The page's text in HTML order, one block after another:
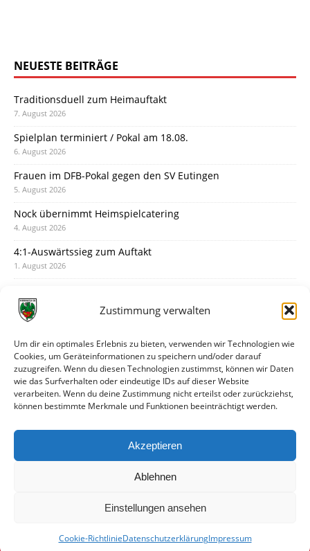
Zustimmung verwalten
Um dir ein optimales Erlebnis zu bieten, verwenden wir Technologien wie
Cookies, um Geräteinformationen zu speichern und/oder darauf
zuzugreifen. Wenn du diesen Technologien zustimmst, können wir Daten
wie das Surfverhalten oder eindeutige IDs auf dieser Website
verarbeiten. Wenn du deine Zustimmung nicht erteilst oder zurückziehst,
können bestimmte Merkmale und Funktionen beeinträchtigt werden.
Akzeptieren
Ablehnen
Einstellungen ansehen
Cookie-RichtlinieDatenschutzerklärungImpressum
NEUESTE BEITRÄGE
Traditionsduell zum Heimauftakt
7. August 2026
Spielplan terminiert / Pokal am 18.08.
6. August 2026
Frauen im DFB-Pokal gegen den SV Eutingen
5. August 2026
Nock übernimmt Heimspielcatering
4. August 2026
4:1-Auswärtssieg zum Auftakt
1. August 2026
31. Juli 2026
30. Juli 2026
Deine Spielminute: 89+1
28. Juli 2026
Neuer Rückensponsor
Neue Podcast-Folge: So tickt Björn!
27. Juli 2026
© VfR Wormatia Worms